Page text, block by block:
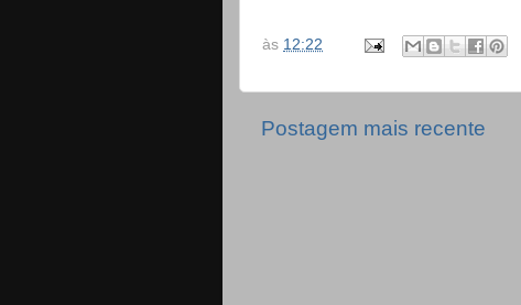
às 12:22
Postagem mais recente